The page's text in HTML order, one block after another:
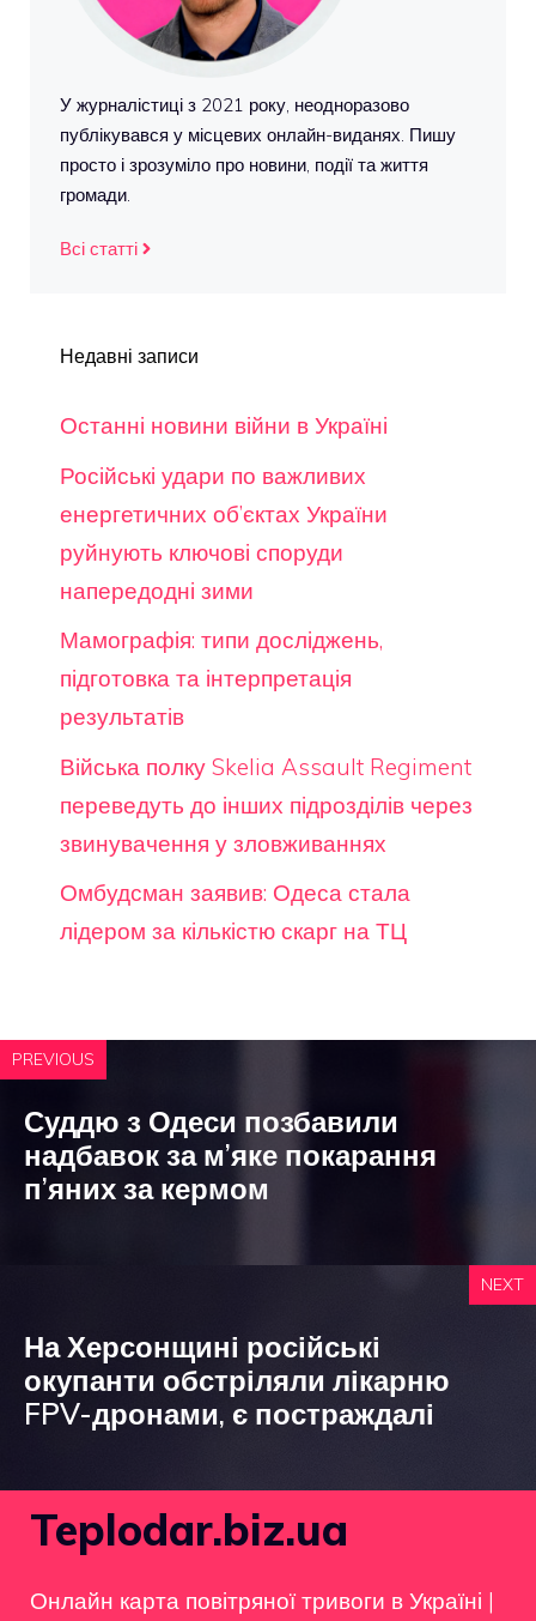
У журналістиці з 2021 року, неодноразово
публікувався у місцевих онлайн-виданях. Пишу
просто і зрозуміло про новини, події та життя
громади.
Всі статті
Недавні записи
Останні новини війни в Україні
Російські удари по важливих
енергетичних об’єктах України
руйнують ключові споруди
напередодні зими
Мамографія: типи досліджень,
підготовка та інтерпретація
результатів
Війська полку Skelia Assault Regiment
переведуть до інших підрозділів через
звинувачення у зловживаннях
Омбудсман заявив: Одеса стала
лідером за кількістю скарг на ТЦ
PREVIOUS
Суддю з Одеси позбавили
надбавок за м’яке покарання
п’яних за кермом
NEXT
На Херсонщині російські
окупанти обстріляли лікарню
FPV-дронами, є постраждалі
Teplodar.biz.ua
Онлайн карта повітряної тривоги в Україні |